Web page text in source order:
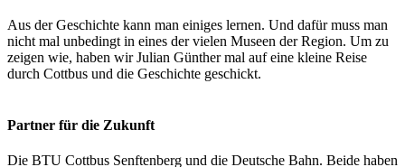
Aus der Geschichte kann man einiges lernen. Und dafür muss man
nicht mal unbedingt in eines der vielen Museen der Region. Um zu
zeigen wie, haben wir Julian Günther mal auf eine kleine Reise
durch Cottbus und die Geschichte geschickt.
Partner für die Zukunft
Die BTU Cottbus Senftenberg und die Deutsche Bahn. Beide haben